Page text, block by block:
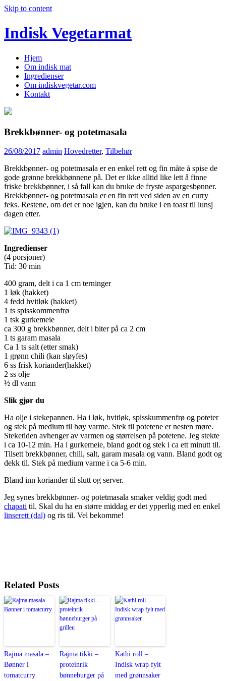
Skip to content
Indisk Vegetarmat
Hjem
Om indisk mat
Ingredienser
Om indiskvegetar.com
Kontakt
Brekkbønner- og potetmasala
26/08/2017 admin Hovedretter, Tilbehør
Brekkbønner- og potetmasala er en enkel rett og fin måte å spise de
gode grønne brekkbønnene på. Det er ikke alltid like lett å finne
friske brekkbønner, i så fall kan du bruke de fryste aspargesbønner.
Brekkbønner- og potetmasala er en fin rett ved siden av en curry
feks. Restene, om det er noe igjen, kan du bruke i en toast til lunsj
dagen etter.
Ingredienser
(4 porsjoner)
Tid: 30 min
400 gram, delt i ca 1 cm terninger
1 løk (hakket)
4 fedd hvitløk (hakket)
1 ts spisskommenfrø
1 tsk gurkemeie
ca 300 g brekkbønner, delt i biter på ca 2 cm
1 ts garam masala
Ca 1 ts salt (etter smak)
1 grønn chili (kan sløyfes)
6 ss frisk koriander(hakket)
2 ss olje
½ dl vann
Slik gjør du
Ha olje i stekepannen. Ha i løk, hvitløk, spisskummenfrø og poteter
og stek på medium til høy varme. Stek til potetene er nesten møre.
Steketiden avhenger av varmen og størrelsen på potetene. Jeg stekte
i ca 10-12 min. Ha i gurkemeie, bland godt og stek i ca ett minutt til.
Tilsett brekkbønner, chili, salt, garam masala og vann. Bland godt og
dekk til. Stek på medium varme i ca 5-6 min.
Bland inn koriander til slutt og server.
Jeg synes brekkbønner- og potetmasala smaker veldig godt med
chapati til. Skal du ha en større middag er det ypperlig med en enkel
linserett (dal) og ris til. Vel bekomme!
Related Posts
Rajma masala –
Bønner i
tomatcurry
Rajma tikki –
proteinrik
bønneburger på
Kathi roll –
Indisk wrap fylt
med grønnsaker